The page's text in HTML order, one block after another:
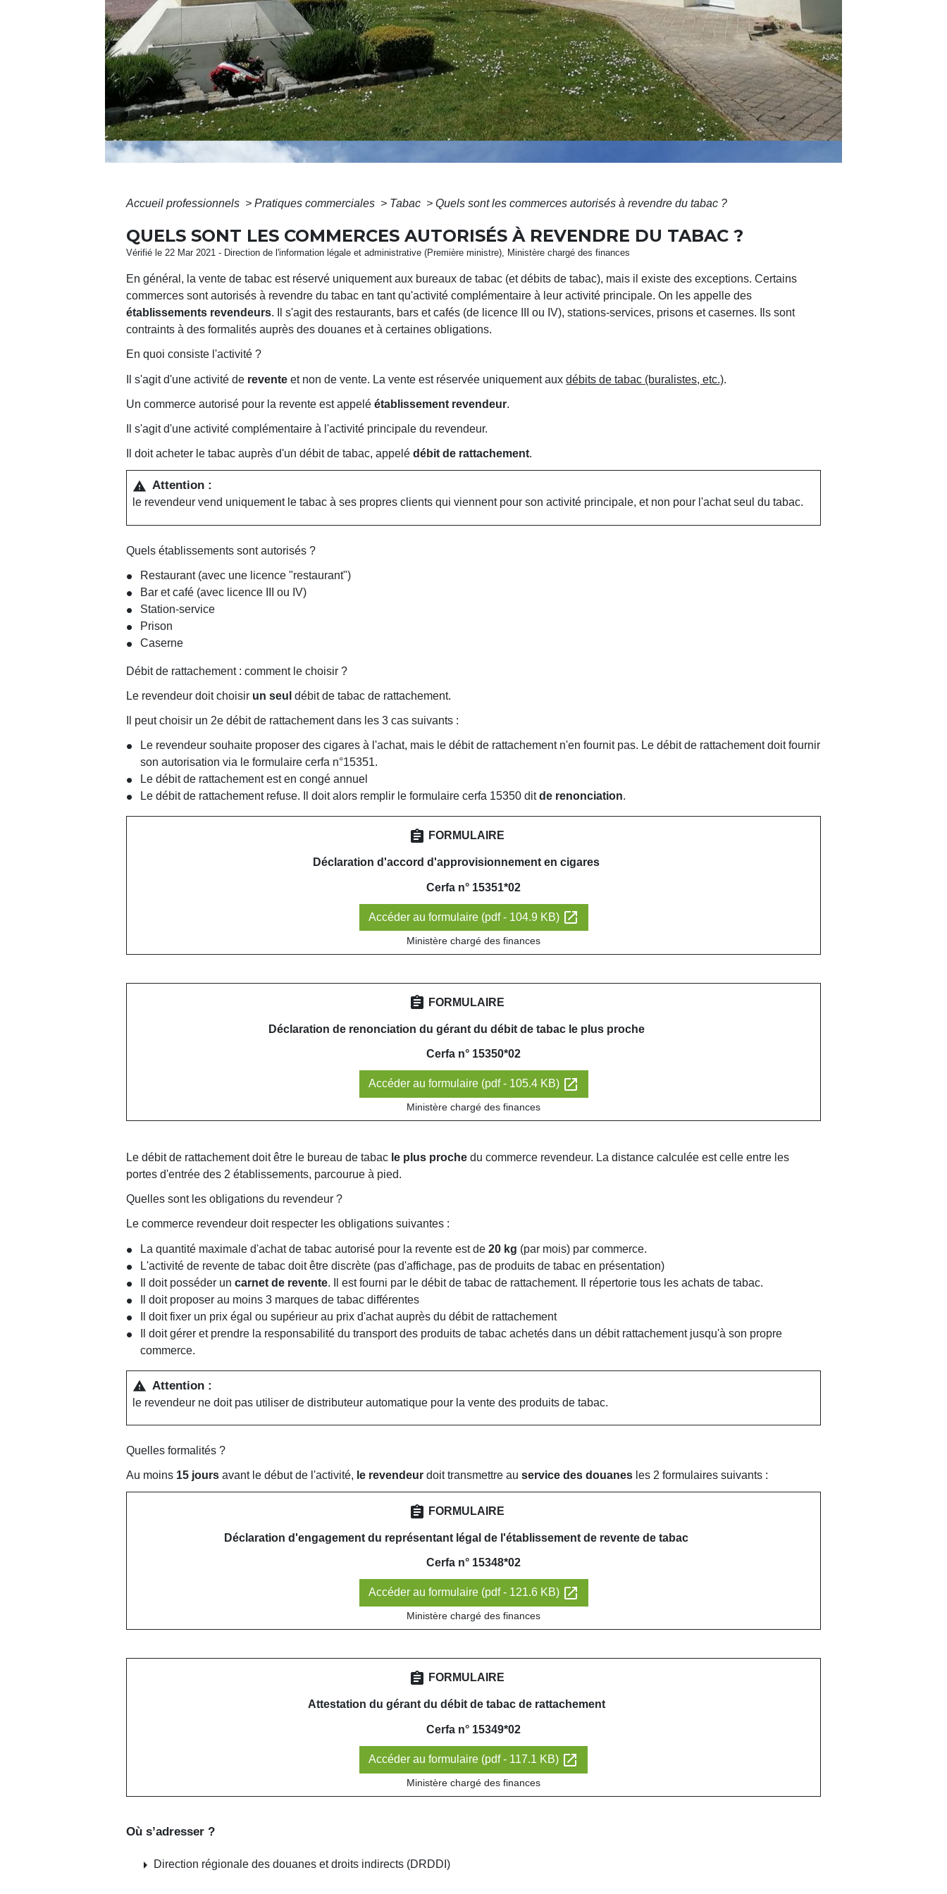
Accueil professionnels > Pratiques commerciales > Tabac > Quels sont les commerces autorisés à revendre du tabac ?
QUELS SONT LES COMMERCES AUTORISÉS À REVENDRE DU TABAC ?
Vérifié le 22 Mar 2021 - Direction de l'information légale et administrative (Première ministre), Ministère chargé des finances
En général, la vente de tabac est réservé uniquement aux bureaux de tabac (et débits de tabac), mais il existe des exceptions. Certains
commerces sont autorisés à revendre du tabac en tant qu'activité complémentaire à leur activité principale. On les appelle des
établissements revendeurs. Il s'agit des restaurants, bars et cafés (de licence III ou IV), stations-services, prisons et casernes. Ils sont
contraints à des formalités auprès des douanes et à certaines obligations.
En quoi consiste l'activité ?
Il s'agit d'une activité de revente et non de vente. La vente est réservée uniquement auxdébits de tabac (buralistes, etc.).
Un commerce autorisé pour la revente est appeléétablissement revendeur.
Il s'agit d'une activité complémentaire à l'activité principale du revendeur.
Il doit acheter le tabac auprès d'un débit de tabac, appelédébit de rattachement.
warning Attention :
le revendeur vend uniquement le tabac à ses propres clients qui viennent pour son activité principale, et non pour l'achat seul du tabac.
Quels établissements sont autorisés ?
Restaurant (avec une licence "restaurant")
Bar et café (avec licence III ou IV)
Station-service
Prison
Caserne
Débit de rattachement : comment le choisir ?
Le revendeur doit choisir un seul débit de tabac de rattachement.
Il peut choisir un 2e débit de rattachement dans les 3 cas suivants :
Le revendeur souhaite proposer des cigares à l'achat, mais le débit de rattachement n'en fournit pas. Le débit de rattachement doit fournir
son autorisation via le formulaire cerfa n°15351.
Le débit de rattachement est en congé annuel
Le débit de rattachement refuse. Il doit alors remplir le formulaire cerfa 15350 ditde renonciation.
assignment FORMULAIRE
Déclaration d'accord d'approvisionnement en cigares
Cerfa n° 15351*02
Accéder au formulaire (pdf - 104.9 KB) open_in_new
Ministère chargé des finances
assignment FORMULAIRE
Déclaration de renonciation du gérant du débit de tabac le plus proche
Cerfa n° 15350*02
Accéder au formulaire (pdf - 105.4 KB) open_in_new
Ministère chargé des finances
Le débit de rattachement doit être le bureau de tabac le plus proche du commerce revendeur. La distance calculée est celle entre les
portes d'entrée des 2 établissements, parcourue à pied.
Quelles sont les obligations du revendeur ?
Le commerce revendeur doit respecter les obligations suivantes :
La quantité maximale d'achat de tabac autorisé pour la revente est de20 kg (par mois) par commerce.
L'activité de revente de tabac doit être discrète (pas d'affichage, pas de produits de tabac en présentation)
Il doit posséder uncarnet de revente. Il est fourni par le débit de tabac de rattachement. Il répertorie tous les achats de tabac.
Il doit proposer au moins 3 marques de tabac différentes
Il doit fixer un prix égal ou supérieur au prix d'achat auprès du débit de rattachement
Il doit gérer et prendre la responsabilité du transport des produits de tabac achetés dans un débit rattachement jusqu'à son propre
commerce.
warning Attention :
le revendeur ne doit pas utiliser de distributeur automatique pour la vente des produits de tabac.
Quelles formalités ?
Au moins 15 jours avant le début de l'activité, le revendeur doit transmettre auservice des douanes les 2 formulaires suivants :
assignment FORMULAIRE
Déclaration d'engagement du représentant légal de l'établissement de revente de tabac
Cerfa n° 15348*02
Accéder au formulaire (pdf - 121.6 KB) open_in_new
Ministère chargé des finances
assignment FORMULAIRE
Attestation du gérant du débit de tabac de rattachement
Cerfa n° 15349*02
Accéder au formulaire (pdf - 117.1 KB) open_in_new
Ministère chargé des finances
Où s’adresser ?
arrow_right Direction régionale des douanes et droits indirects (DRDDI)